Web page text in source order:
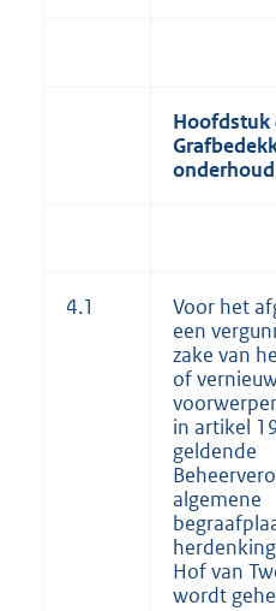
Hoofdstuk
onderhoud
4.1
Voor het
een
zake van
of
in artikel
geldende
algemene
Hof van
wordt